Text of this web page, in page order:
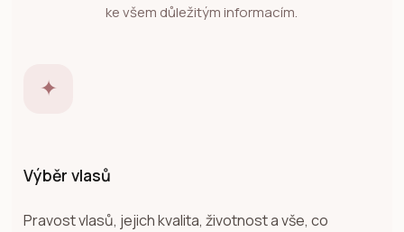
ke všem důležitým informacím.
✦
Výběr vlasů
Pravost vlasů, jejich kvalita, životnost a vše, co